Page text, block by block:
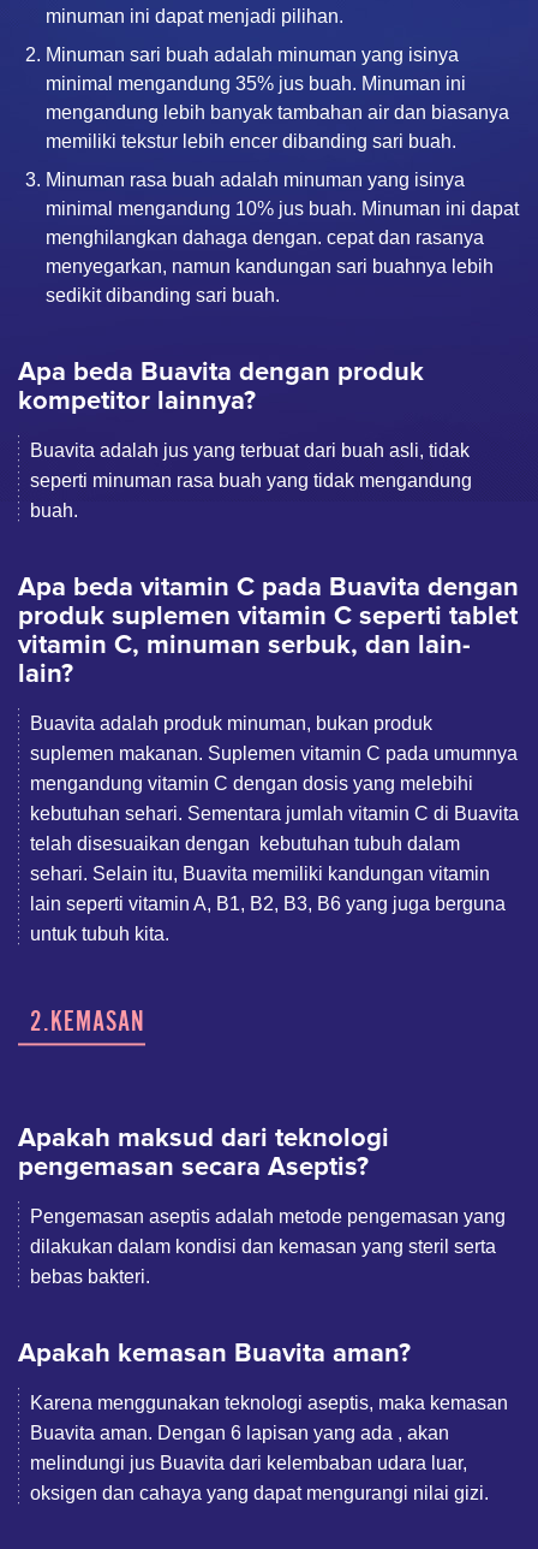
minuman ini dapat menjadi pilihan.
Minuman sari buah adalah minuman yang isinya
minimal mengandung 35% jus buah. Minuman ini
mengandung lebih banyak tambahan air dan biasanya
memiliki tekstur lebih encer dibanding sari buah.
Minuman rasa buah adalah minuman yang isinya
minimal mengandung 10% jus buah. Minuman ini dapat
menghilangkan dahaga dengan. cepat dan rasanya
menyegarkan, namun kandungan sari buahnya lebih
sedikit dibanding sari buah.
Apa beda Buavita dengan produk
kompetitor lainnya?
Buavita adalah jus yang terbuat dari buah asli, tidak
seperti minuman rasa buah yang tidak mengandung
buah.
Apa beda vitamin C pada Buavita dengan
produk suplemen vitamin C seperti tablet
vitamin C, minuman serbuk, dan lain-
lain?
Buavita adalah produk minuman, bukan produk
suplemen makanan. Suplemen vitamin C pada umumnya
mengandung vitamin C dengan dosis yang melebihi
kebutuhan sehari. Sementara jumlah vitamin C di Buavita
telah disesuaikan dengan kebutuhan tubuh dalam
sehari. Selain itu, Buavita memiliki kandungan vitamin
lain seperti vitamin A, B1, B2, B3, B6 yang juga berguna
untuk tubuh kita.
2.KEMASAN
Apakah maksud dari teknologi
pengemasan secara Aseptis?
Pengemasan aseptis adalah metode pengemasan yang
dilakukan dalam kondisi dan kemasan yang steril serta
bebas bakteri.
Apakah kemasan Buavita aman?
Karena menggunakan teknologi aseptis, maka kemasan
Buavita aman. Dengan 6 lapisan yang ada , akan
melindungi jus Buavita dari kelembaban udara luar,
oksigen dan cahaya yang dapat mengurangi nilai gizi.